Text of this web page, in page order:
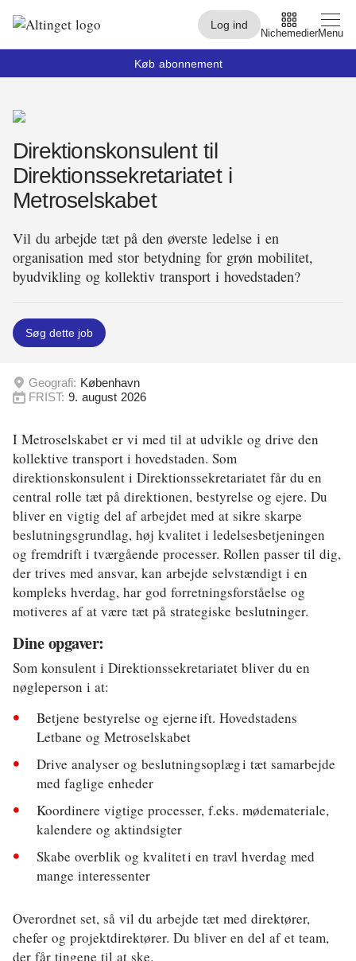
Log ind
Nichemedier
Arktis
By og Bolig
Christiansborg
Civilsamfund
Digital
Embedsværk
Energi og Forsyning
EU
Fonde
Forskning
Forsvar og Beredskab
Fødevarer
Hovedstaden
Idræt
Klima
Kultur
Maritim
Miljø
Social
Sundhed
Transport
Menu
Køb abonnement
Direktionskonsulent til
Direktionssekretariatet i
Metroselskabet
Vil du arbejde tæt på den øverste ledelse i en
organisation med stor betydning for grøn mobilitet,
byudvikling og kollektiv transport i hovedstaden?
Søg dette job
Geografi: København
FRIST: 9. august 2026
I Metroselskabet er vi med til at udvikle og drive den
kollektive transport i hovedstaden. Som
direktionskonsulent i Direktionssekretariatet får du en
central rolle tæt på direktionen, bestyrelse og ejere. Du
bliver en vigtig del af arbejdet med at sikre skarpe
beslutningsgrundlag, høj kvalitet i ledelsesbetjeningen
og fremdrift i tværgående processer. Rollen passer til dig,
der trives med ansvar, kan arbejde selvstændigt i en
kompleks hverdag, har god forretningsforståelse og
motiveres af at være tæt på strategiske beslutninger.
Dine opgaver:
Som konsulent i Direktionssekretariatet bliver du en
nøgleperson i at:
Betjene bestyrelse og ejerne ift. Hovedstadens
Letbane og Metroselskabet
Drive analyser og beslutningsoplæg i tæt samarbejde
med faglige enheder
Koordinere vigtige processer, f.eks. mødemateriale,
kalendere og aktindsigter
Skabe overblik og kvalitet i en travl hverdag med
mange interessenter
Overordnet set, så vil du arbejde tæt med direktører,
chefer og projektdirektører. Du bliver en del af et team,
der får tingene til at ske.